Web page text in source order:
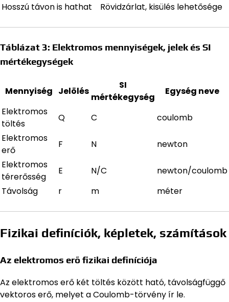
Hosszú távon is hathat
Rövidzárlat, kisülés lehetősége
Táblázat 3: Elektromos mennyiségek, jelek és SI
mértékegységek
Mennyiség Jelölés
SI
mértékegység
Egység neve
Elektromos
töltés
Q C
coulomb
Elektromos
erő
F N
newton
Elektromos
térerősség
E N/C
newton/coulomb
Távolság
r m méter
Fizikai definíciók, képletek, számítások
Az elektromos erő fizikai definíciója
Az elektromos erő két töltés között ható, távolságfüggő
vektoros erő, melyet a Coulomb-törvény ír le.